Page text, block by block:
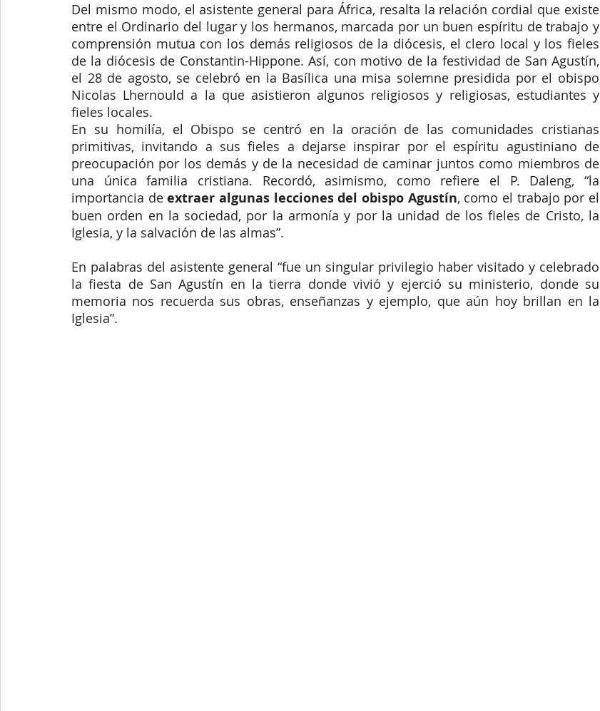
Del mismo modo, el asistente general para África, resalta la relación cordial que existe
entre el Ordinario del lugar y los hermanos, marcada por un buen espíritu de trabajo y
comprensión mutua con los demás religiosos de la diócesis, el clero local y los fieles
de la diócesis de Constantin-Hippone. Así, con motivo de la festividad de San Agustín,
el 28 de agosto, se celebró en la Basílica una misa solemne presidida por el obispo
Nicolas Lhernould a la que asistieron algunos religiosos y religiosas, estudiantes y
fieles locales.
En su homilía, el Obispo se centró en la oración de las comunidades cristianas
primitivas, invitando a sus fieles a dejarse inspirar por el espíritu agustiniano de
preocupación por los demás y de la necesidad de caminar juntos como miembros de
una única familia cristiana. Recordó, asimismo, como refiere el P. Daleng, “la
importancia de extraer algunas lecciones del obispo Agustín, como el trabajo por el
buen orden en la sociedad, por la armonía y por la unidad de los fieles de Cristo, la
Iglesia, y la salvación de las almas”.
En palabras del asistente general “fue un singular privilegio haber visitado y celebrado
la fiesta de San Agustín en la tierra donde vivió y ejerció su ministerio, donde su
memoria nos recuerda sus obras, enseñanzas y ejemplo, que aún hoy brillan en la
Iglesia”.